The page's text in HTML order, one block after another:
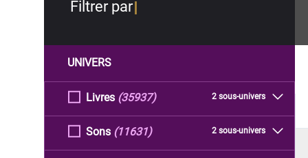
Filtrer par
UNIVERS
Livres 2 sous-univers
(35937)
Sons 2 sous-univers
(11631)